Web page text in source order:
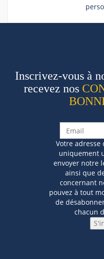
Inscrivez-vous à
recevez nos
Votre adresse
uniquement
envoyer notre
ainsi que
concernant
pouvez à tout
de
chacun